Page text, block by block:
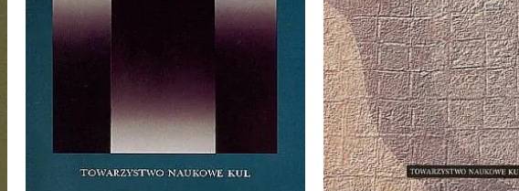
odwiedzania naszej
strony, zwiększasz
szansę na
zobaczenie
spersonalizowanych
treści i ofert.